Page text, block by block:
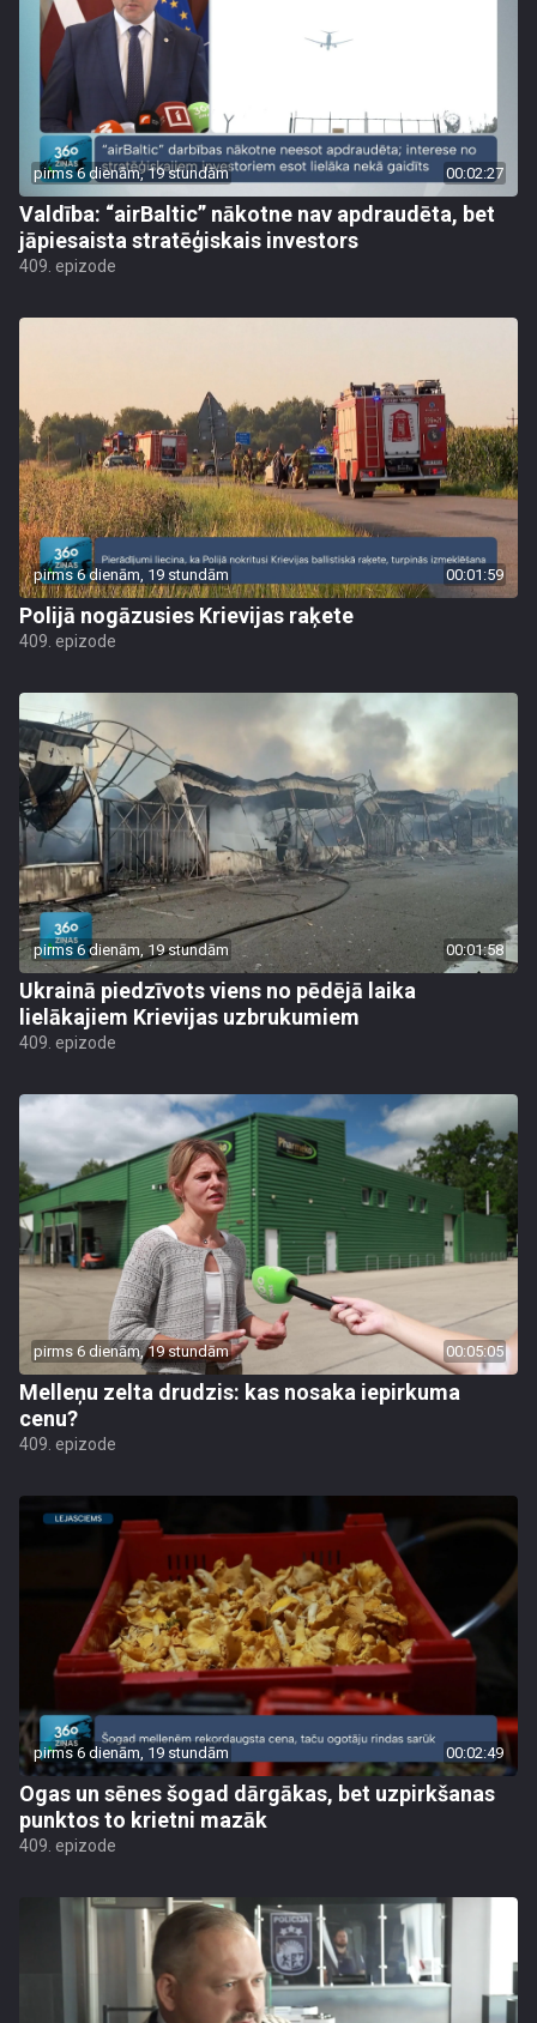
pirms 6 dienām, 19 stundām 00:02:27
Valdība: “airBaltic” nākotne nav apdraudēta, bet
jāpiesaista stratēģiskais investors
409. epizode
pirms 6 dienām, 19 stundām 00:01:59
Polijā nogāzusies Krievijas raķete
409. epizode
pirms 6 dienām, 19 stundām 00:01:58
Ukrainā piedzīvots viens no pēdējā laika
lielākajiem Krievijas uzbrukumiem
409. epizode
pirms 6 dienām, 19 stundām 00:05:05
Melleņu zelta drudzis: kas nosaka iepirkuma
cenu?
409. epizode
pirms 6 dienām, 19 stundām 00:02:49
Ogas un sēnes šogad dārgākas, bet uzpirkšanas
punktos to krietni mazāk
409. epizode